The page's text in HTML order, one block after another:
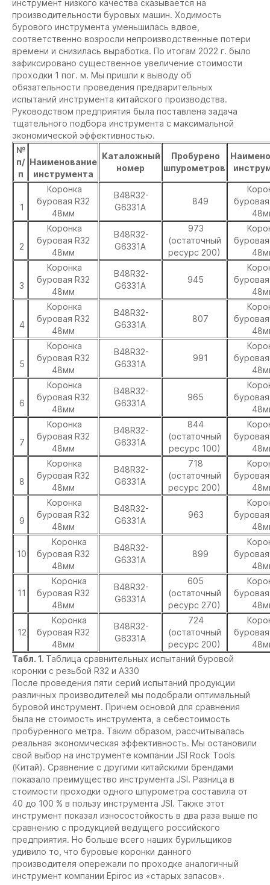
инструмент низкого качества сказывается на
производительности буровых машин. Ходимость
бурового инструмента уменьшилась вдвое,
соответственно возросли непроизводственные потери
времени и снизилась выработка. По итогам 2022 г. было
зафиксировано существенное увеличение стоимости
проходки 1 пог. м. Мы пришли к выводу об
обязательности проведения предварительных
испытаний инструмента китайского производства.
Руководством предприятия была поставлена задача
тщательного подбора инструмента с максимальной
экономической эффективностью.
№
п/
п
Наименование
инструмента
Каталожный
номер
Пробурено
шпурометров
1
Коронка
буровая R32
48мм
B48R32-
G6331A
849
2
Коронка
буровая R32
48мм
B48R32-
G6331A
973
(остаточный
ресурс 200)
3
Коронка
буровая R32
48мм
B48R32-
G6331A
945
4
Коронка
буровая R32
48мм
B48R32-
G6331A
807
5
Коронка
буровая R32
48мм
B48R32-
G6331A
991
6
Коронка
буровая R32
48мм
B48R32-
G6331A
965
7
Коронка
буровая R32
48мм
B48R32-
G6331A
844
(остаточный
ресурс 100)
8
Коронка
буровая R32
48мм
B48R32-
G6331A
718
(остаточный
ресурс 200)
9
Коронка
буровая R32
48мм
B48R32-
G6331A
963
10
Коронка
буровая R32
48мм
B48R32-
G6331A
899
11
Коронка
буровая R32
48мм
B48R32-
G6331A
605
(остаточный
ресурс 270)
12
Коронка
буровая R32
48мм
B48R32-
G6331A
724
(остаточный
ресурс 200)
Табл. 1. Таблица сравнительных испытаний буровой
коронки с резьбой R32 и А330
После проведения пяти серий испытаний продукции
различных производителей мы подобрали оптимальный
буровой инструмент. Причем основой для сравнения
была не стоимость инструмента, а себестоимость
пробуренного метра. Таким образом, рассчитывалась
реальная экономическая эффективность. Мы остановили
свой выбор на инструменте компании JSI Rock Tools
(Китай). Сравнение с другими китайскими брендами
показало преимущество инструмента JSI. Разница в
стоимости проходки одного шпурометра составила от
40 до 100 % в пользу инструмента JSI. Также этот
инструмент показал износостойкость в два раза выше по
сравнению с продукцией ведущего российского
предприятия. Но больше всего наших бурильщиков
удивило то, что буровые коронки данного
производителя опережали по проходке аналогичный
инструмент компании Epiroc из «старых запасов».